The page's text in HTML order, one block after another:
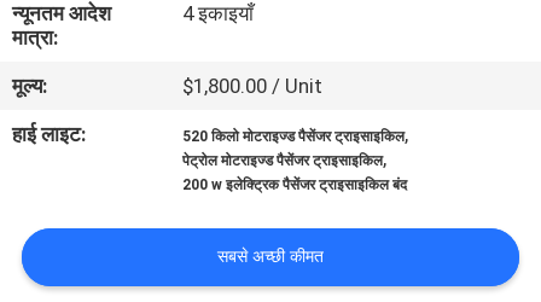
कारखाना
भ्रमण
नियंत्रण
न्यूनतम आदेश
मात्रा:
4 इकाइयाँ
मूल्य:
$1,800.00 / Unit
हाई लाइट:
520 किलो मोटराइज्ड पैसेंजर ट्राइसाइकिल,
पेट्रोल मोटराइज्ड पैसेंजर ट्राइसाइकिल,
200 w इलेक्ट्रिक पैसेंजर ट्राइसाइकिल बंद
सबसे अच्छी कीमत